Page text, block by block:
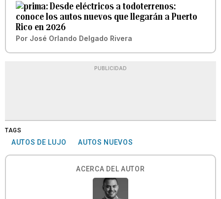
Desde eléctricos a todoterrenos:
conoce los autos nuevos que llegarán a Puerto
Rico en 2026
Por José Orlando Delgado Rivera
PUBLICIDAD
TAGS
AUTOS DE LUJO AUTOS NUEVOS
ACERCA DEL AUTOR